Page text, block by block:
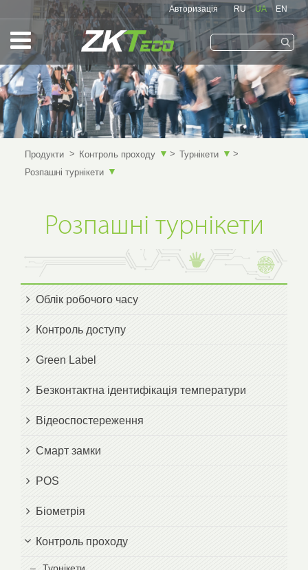
Авторизація
Запам'ятати мене
RU UA EN
Продукти Контроль проходу ▼ Турнікети ▼
Розпашні турнікети ▼
Розпашні турнікети
Облік робочого часу
Контроль доступу
Green Label
Безконтактна ідентифікація температури
Відеоспостереження
Смарт замки
POS
Біометрія
Контроль проходу